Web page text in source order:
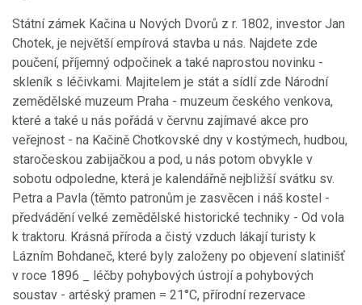
Státní zámek Kačina u Nových Dvorů z r. 1802, investor Jan
Chotek, je největší empírová stavba u nás. Najdete zde
poučení, příjemný odpočinek a také naprostou novinku -
skleník s léčivkami. Majitelem je stát a sídlí zde Národní
zemědělské muzeum Praha - muzeum českého venkova,
které a také u nás pořádá v červnu zajímavé akce pro
veřejnost - na Kačině Chotkovské dny v kostýmech, hudbou,
staročeskou zabijačkou a pod, u nás potom obvykle v
sobotu odpoledne, která je kalendářně nejbližší svátku sv.
Petra a Pavla (těmto patronům je zasvěcen i náš kostel -
předvádění velké zemědělské historické techniky - Od vola
k traktoru. Krásná příroda a čistý vzduch lákají turisty k
Lázním Bohdaneč, které byly založeny po objevení slatinišť
v roce 1896 _ léčby pohybových ústrojí a pohybových
soustav - artéský pramen = 21°C, přírodní rezervace